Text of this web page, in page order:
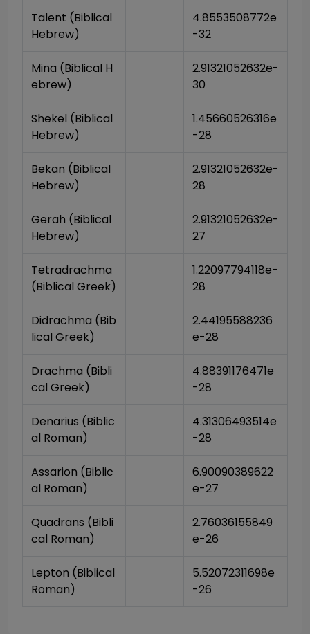
Talent (Biblical
Hebrew)
4.8553508772e
-32
Mina (Biblical H
ebrew)
2.91321052632e-
30
Shekel (Biblical
Hebrew)
1.45660526316e
-28
Bekan (Biblical
Hebrew)
2.91321052632e-
28
Gerah (Biblical
Hebrew)
2.91321052632e-
27
Tetradrachma
(Biblical Greek)
1.22097794118e-
28
Didrachma (Bib
lical Greek)
2.44195588236
e-28
Drachma (Bibli
cal Greek)
4.88391176471e
-28
Denarius (Biblic
al Roman)
4.31306493514e
-28
Assarion (Biblic
al Roman)
6.90090389622
e-27
Quadrans (Bibli
cal Roman)
2.76036155849
e-26
Lepton (Biblical
Roman)
5.52072311698e
-26